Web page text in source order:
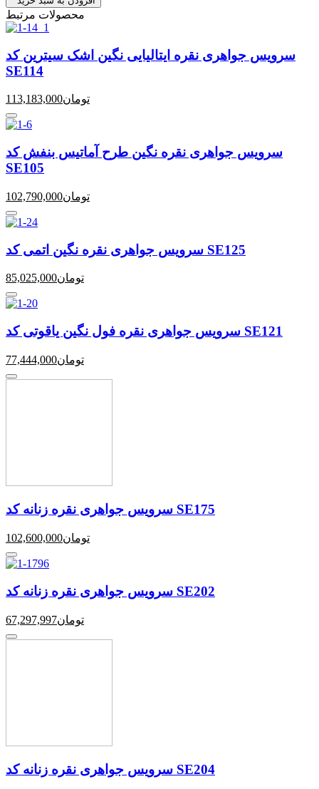
محصولات مرتبط
سرویس جواهری نقره ایتالیایی نگین اشک سیترین کد
SE114
113,183,000تومان
سرویس جواهری نقره نگین طرح آماتیس بنفش کد
SE105
102,790,000تومان
سرویس جواهری نقره نگین اتمی کد SE125
85,025,000تومان
سرویس جواهری نقره فول نگین یاقوتی کد SE121
77,444,000تومان
سرویس جواهری نقره زنانه کد SE175
102,600,000تومان
سرویس جواهری نقره زنانه کد SE202
67,297,997تومان
سرویس جواهری نقره زنانه کد SE204